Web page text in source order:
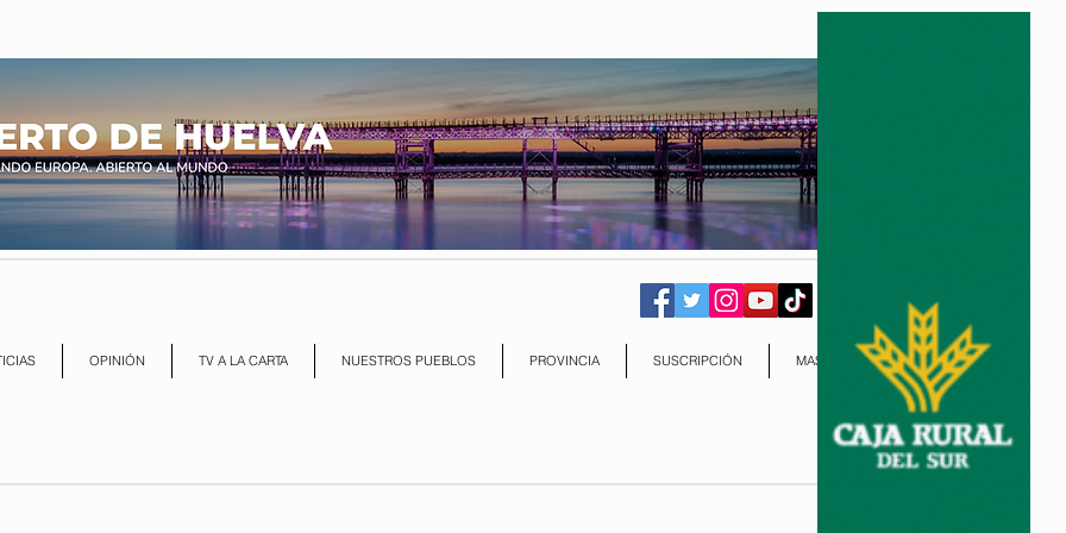
OPINIÓN TV A LA CARTA NUESTROS PUEBLOS PROVINCIA SUSCRIPCIÓN MAS